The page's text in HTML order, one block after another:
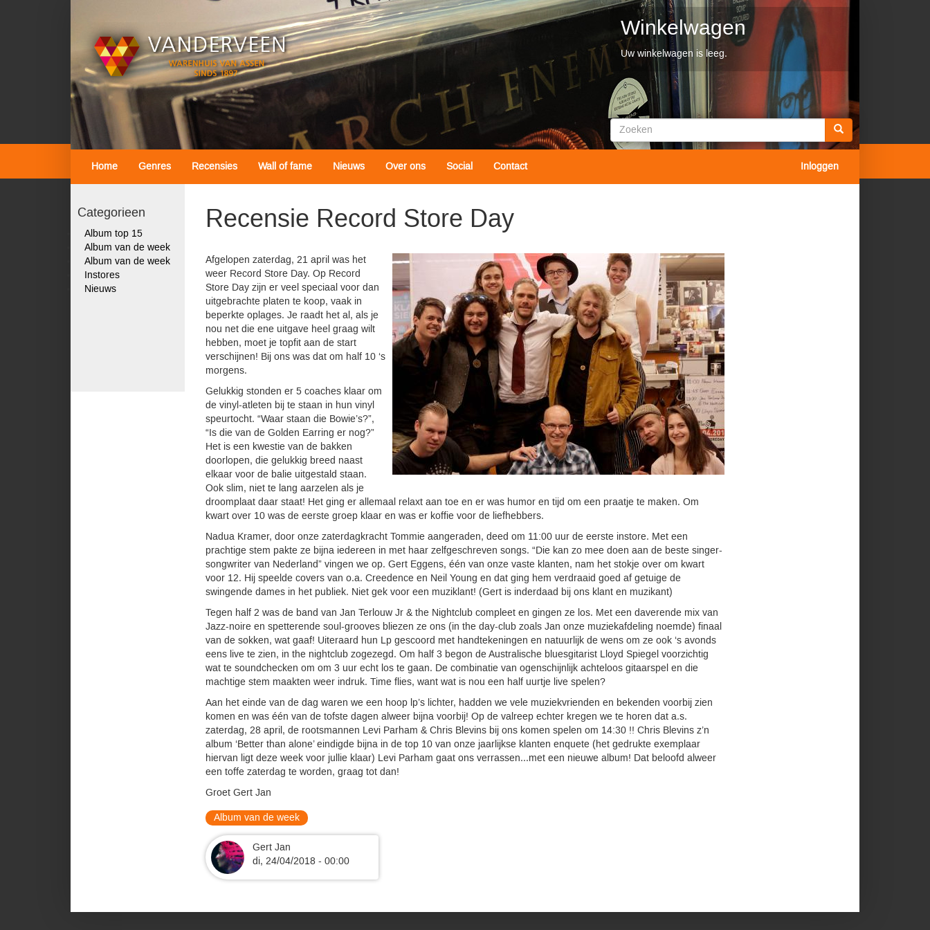
Winkelwagen
Uw winkelwagen is leeg.
Zoekveld
Zoeken
Home
Genres Recensies Wall of fame Nieuws Over ons Social Contact Inloggen
Categorieen
Album top 15
Album van de week
Album van de week
Instores
Nieuws
Recensie Record Store Day
Afgelopen zaterdag, 21 april was het
weer Record Store Day. Op Record
Store Day zijn er veel speciaal voor dan
uitgebrachte platen te koop, vaak in
beperkte oplages. Je raadt het al, als je
nou net die ene uitgave heel graag wilt
hebben, moet je topfit aan de start
verschijnen! Bij ons was dat om half 10 ‘s
morgens.
Gelukkig stonden er 5 coaches klaar om
de vinyl-atleten bij te staan in hun vinyl
speurtocht. “Waar staan die Bowie’s?”,
“Is die van de Golden Earring er nog?”
Het is een kwestie van de bakken
doorlopen, die gelukkig breed naast
elkaar voor de balie uitgestald staan.
Ook slim, niet te lang aarzelen als je
droomplaat daar staat! Het ging er allemaal relaxt aan toe en er was humor en tijd om een praatje te maken. Om
kwart over 10 was de eerste groep klaar en was er koffie voor de liefhebbers.
Nadua Kramer, door onze zaterdagkracht Tommie aangeraden, deed om 11:00 uur de eerste instore. Met een
prachtige stem pakte ze bijna iedereen in met haar zelfgeschreven songs. “Die kan zo mee doen aan de beste singer-
songwriter van Nederland” vingen we op. Gert Eggens, één van onze vaste klanten, nam het stokje over om kwart
voor 12. Hij speelde covers van o.a. Creedence en Neil Young en dat ging hem verdraaid goed af getuige de
swingende dames in het publiek. Niet gek voor een muziklant! (Gert is inderdaad bij ons klant en muzikant)
Tegen half 2 was de band van Jan Terlouw Jr & the Nightclub compleet en gingen ze los. Met een daverende mix van
Jazz-noire en spetterende soul-grooves bliezen ze ons (in the day-club zoals Jan onze muziekafdeling noemde) finaal
van de sokken, wat gaaf! Uiteraard hun Lp gescoord met handtekeningen en natuurlijk de wens om ze ook ‘s avonds
eens live te zien, in the nightclub zogezegd. Om half 3 begon de Australische bluesgitarist Lloyd Spiegel voorzichtig
wat te soundchecken om om 3 uur echt los te gaan. De combinatie van ogenschijnlijk achteloos gitaarspel en die
machtige stem maakten weer indruk. Time flies, want wat is nou een half uurtje live spelen?
Aan het einde van de dag waren we een hoop lp’s lichter, hadden we vele muziekvrienden en bekenden voorbij zien
komen en was één van de tofste dagen alweer bijna voorbij! Op de valreep echter kregen we te horen dat a.s.
zaterdag, 28 april, de rootsmannen Levi Parham & Chris Blevins bij ons komen spelen om 14:30 !! Chris Blevins z’n
album ‘Better than alone’ eindigde bijna in de top 10 van onze jaarlijkse klanten enquete (het gedrukte exemplaar
hiervan ligt deze week voor jullie klaar) Levi Parham gaat ons verrassen...met een nieuwe album! Dat beloofd alweer
een toffe zaterdag te worden, graag tot dan!
Groet Gert Jan
Album van de week
Gert Jan
di, 24/04/2018 - 00:00